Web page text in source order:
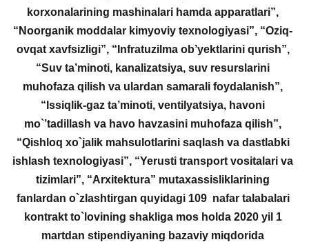
korxonalarining mashinalari hamda apparatlari”,
“Noorganik moddalar kimyoviy texnologiyasi”, “Oziq-
ovqat xavfsizligi”, “Infratuzilma ob’yektlarini qurish”,
“Suv ta’minoti, kanalizatsiya, suv resurslarini
muhofaza qilish va ulardan samarali foydalanish”,
“Issiqlik-gaz ta’minoti, ventilyatsiya, havoni
mo`’tadillash va havo havzasini muhofaza qilish”,
“Qishloq xo`jalik mahsulotlarini saqlash va dastlabki
ishlash texnologiyasi”, “Yerusti transport vositalari va
tizimlari”, “Arxitektura” mutaxassisliklarining
fanlardan o`zlashtirgan quyidagi 109 nafar talabalari
kontrakt to`lovining shakliga mos holda 2020 yil 1
martdan stipendiyaning bazaviy miqdorida